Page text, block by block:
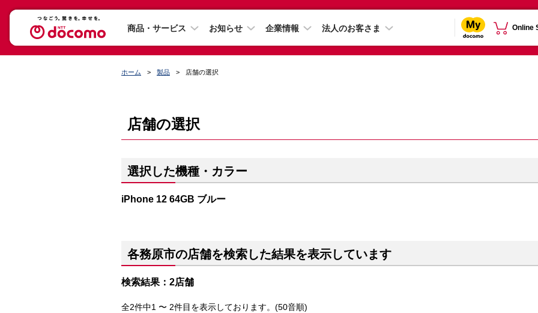
商品・サービス お知らせ 企業情報 法人のお客さま Online
ホーム 製品 店舗の選択
店舗の選択
選択した機種・カラー
iPhone 12 64GB ブルー
各務原市の店舗を検索した結果を表示しています
検索結果：2店舗
全2件中1 〜 2件目を表示しております。(50音順)